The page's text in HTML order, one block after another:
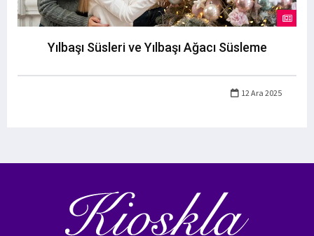
Yılbaşı Süsleri ve Yılbaşı Ağacı Süsleme
12 Ara 2025